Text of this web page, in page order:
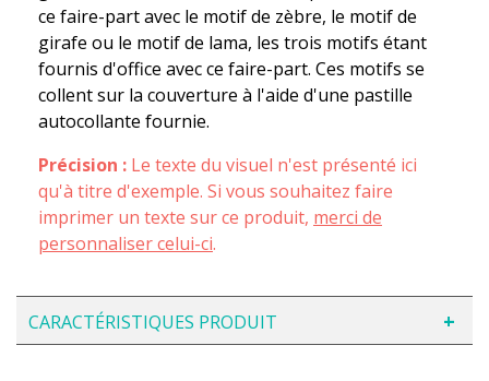
ce faire-part avec le motif de zèbre, le motif de
girafe ou le motif de lama, les trois motifs étant
fournis d'office avec ce faire-part. Ces motifs se
collent sur la couverture à l'aide d'une pastille
autocollante fournie.
Précision : Le texte du visuel n'est présenté ici
qu'à titre d'exemple. Si vous souhaitez faire
imprimer un texte sur ce produit, merci de
personnaliser celui-ci.
CARACTÉRISTIQUES PRODUIT